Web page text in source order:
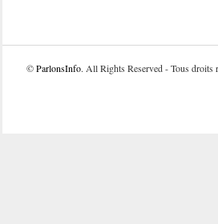
©ParlonsInfo. All Rights Reserved - Tous droits